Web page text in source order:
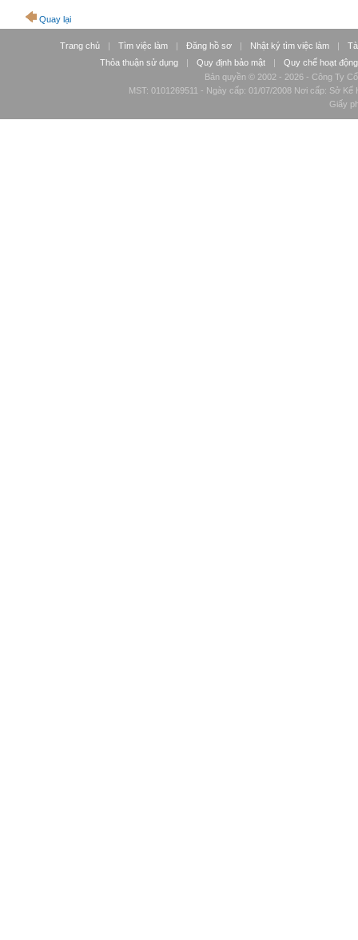
Quay lại
Trang chủ | Tìm việc làm | Đăng hồ sơ | Nhật ký tìm việc làm |
Thỏa thuận sử dụng
| Quy định bảo mật |
Quy chế hoạt động
Bản quyền © 2002 - 2026 - Công Ty
MST: 0101269511 - Ngày cấp: 01/07/2008 Nơi cấp: Sở
Giấy